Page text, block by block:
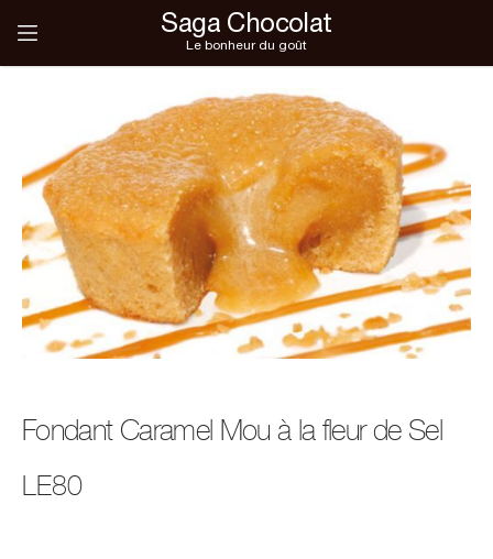
Saga Chocolat
Le bonheur du goût
Fondant Caramel Mou à la fleur de Sel
LE80